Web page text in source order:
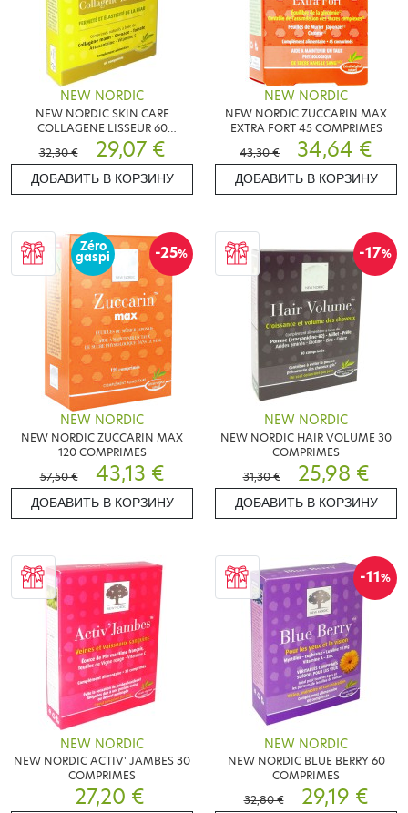
NEW NORDIC
NEW NORDIC SKIN CARE
COLLAGENE LISSEUR 60
COMPRIMES
32,30 € 29,07 €
ДОБАВИТЬ В КОРЗИНУ
NEW NORDIC
NEW NORDIC ZUCCARIN MAX
EXTRA FORT 45 COMPRIMES
43,30 €
34,64 €
ДОБАВИТЬ В КОРЗИНУ
-25%
Zéro
gaspi
NEW NORDIC
NEW NORDIC ZUCCARIN MAX
120 COMPRIMES
57,50 €
43,13 €
ДОБАВИТЬ В КОРЗИНУ
-17%
NEW NORDIC
NEW NORDIC HAIR VOLUME 30
COMPRIMES
31,30 €
25,98 €
ДОБАВИТЬ В КОРЗИНУ
NEW NORDIC
NEW NORDIC ACTIV' JAMBES 30
COMPRIMES
27,20 €
-11%
NEW NORDIC
NEW NORDIC BLUE BERRY 60
COMPRIMES
32,80 €
29,19 €